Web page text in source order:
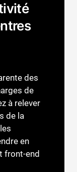
des
de
à relever
de la
en
front-end